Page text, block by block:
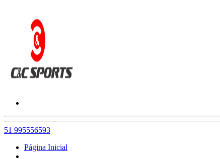
51 995556593
Página Inicial